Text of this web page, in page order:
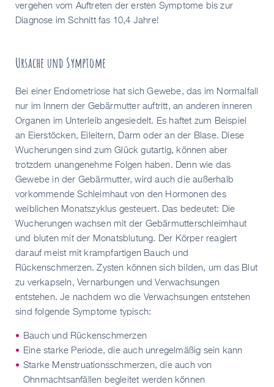
vergehen vom Auftreten der ersten Symptome bis zur
Diagnose im Schnitt fas 10,4 Jahre!
Ursache und Symptome
Bei einer Endometriose hat sich Gewebe, das im Normalfall
nur im Innern der Gebärmutter auftritt, an anderen inneren
Organen im Unterleib angesiedelt. Es haftet zum Beispiel
an Eierstöcken, Eileitern, Darm oder an der Blase. Diese
Wucherungen sind zum Glück gutartig, können aber
trotzdem unangenehme Folgen haben. Denn wie das
Gewebe in der Gebärmutter, wird auch die außerhalb
vorkommende Schleimhaut von den Hormonen des
weiblichen Monatszyklus gesteuert. Das bedeutet: Die
Wucherungen wachsen mit der Gebärmutterschleimhaut
und bluten mit der Monatsblutung. Der Körper reagiert
darauf meist mit krampfartigen Bauch und
Rückenschmerzen. Zysten können sich bilden, um das Blut
zu verkapseln, Vernarbungen und Verwachsungen
entstehen. Je nachdem wo die Verwachsungen entstehen
sind folgende Symptome typisch:
Bauch und Rückenschmerzen
Eine starke Periode, die auch unregelmäßig sein kann
Starke Menstruationsschmerzen, die auch von
Ohnmachtsanfällen begleitet werden können